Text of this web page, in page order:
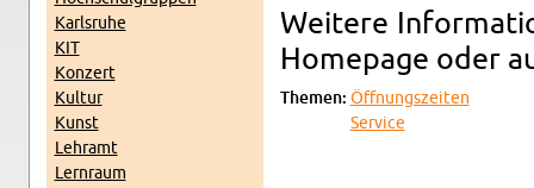
Karls­ru­he
KIT
Kon­zert
Kul­tur
Kunst
Lehr­amt
Lern­raum
Wei­te­re
Home­page oder
The­men: Öff­nungs­zei­ten
Ser­vice